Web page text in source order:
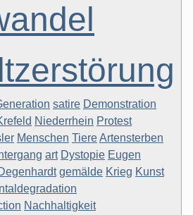
satire Demonstration
Niederrhein Protest
Menschen TiereArtensterben
art Dystopie Eugen
gemälde Krieg Kunst
Nachhaltigkeit